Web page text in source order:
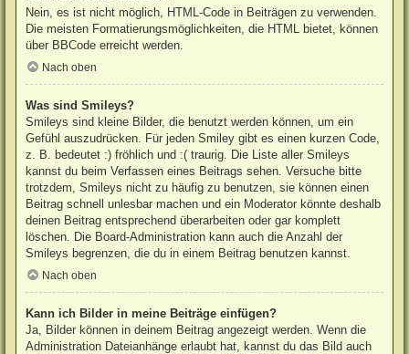
Nein, es ist nicht möglich, HTML-Code in Beiträgen zu verwenden.
Die meisten Formatierungsmöglichkeiten, die HTML bietet, können
über BBCode erreicht werden.
Nach oben
Was sind Smileys?
Smileys sind kleine Bilder, die benutzt werden können, um ein
Gefühl auszudrücken. Für jeden Smiley gibt es einen kurzen Code,
z. B. bedeutet :) fröhlich und :( traurig. Die Liste aller Smileys
kannst du beim Verfassen eines Beitrags sehen. Versuche bitte
trotzdem, Smileys nicht zu häufig zu benutzen, sie können einen
Beitrag schnell unlesbar machen und ein Moderator könnte deshalb
deinen Beitrag entsprechend überarbeiten oder gar komplett
löschen. Die Board-Administration kann auch die Anzahl der
Smileys begrenzen, die du in einem Beitrag benutzen kannst.
Nach oben
Kann ich Bilder in meine Beiträge einfügen?
Ja, Bilder können in deinem Beitrag angezeigt werden. Wenn die
Administration Dateianhänge erlaubt hat, kannst du das Bild auch